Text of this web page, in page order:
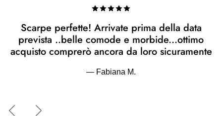
Scarpe perfette! Arrivate prima della data
prevista ..belle comode e morbide...ottimo
acquisto comprerò ancora da loro sicuramente
— Fabiana M.
IndietroAvanti